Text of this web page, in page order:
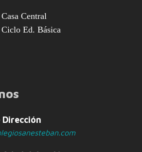
Central
Ed. Básica